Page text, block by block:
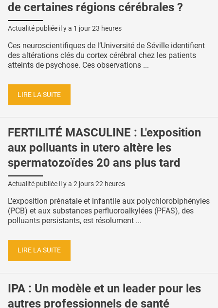
de certaines régions cérébrales ?
Actualité publiée il y a 1 jour 23 heures
Ces neuroscientifiques de l’Université de Séville identifient
des altérations clés du cortex cérébral chez les patients
atteints de psychose. Ces observations ...
LIRE LA SUITE
FERTILITÉ MASCULINE : L'exposition
aux polluants in utero altère les
spermatozoïdes 20 ans plus tard
Actualité publiée il y a 2 jours 22 heures
L'exposition prénatale et infantile aux polychlorobiphényles
(PCB) et aux substances perfluoroalkylées (PFAS), des
polluants persistants, est résolument ...
LIRE LA SUITE
IPA : Un modèle et un leader pour les
autres professionnels de santé